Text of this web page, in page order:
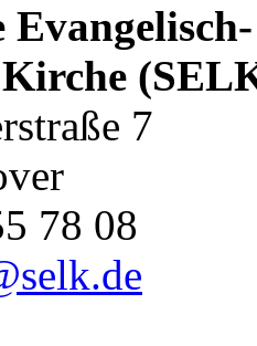
Evangelisch-
7
78 08